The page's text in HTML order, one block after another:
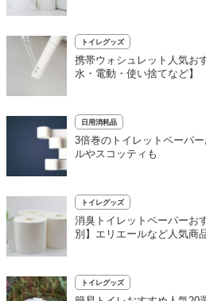
トイレグッズ
携帯ウォシュレット人気お
水・電動・使い捨てなど】
日用消耗品
3倍巻のトイレットペーパ
ルやスコッティも
トイレグッズ
消臭トイレットペーパーお
別】エリエールなど人気商
トイレグッズ